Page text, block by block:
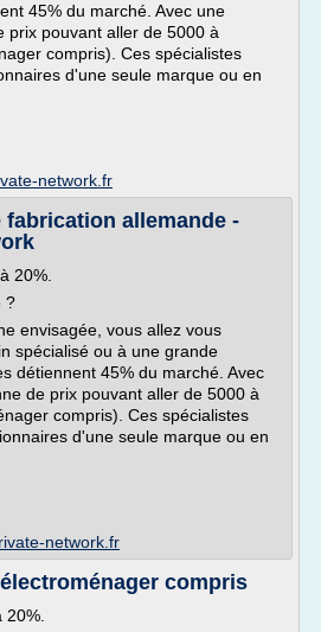
45% du marché. Avec une
prix pouvant aller de 5000 à
compris). Ces spécialistes
d'une seule marque ou en
network.fr
fabrication allemande -
20%.
?
envisagée, vous allez vous
spécialisé ou à une grande
détiennent 45% du marché. Avec
de prix pouvant aller de 5000 à
compris). Ces spécialistes
d'une seule marque ou en
network.fr
compris